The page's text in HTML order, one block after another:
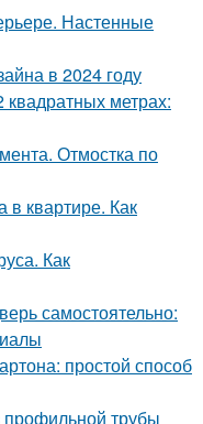
Настенные
в 2024 году
метрах:
Отмостка по
в квартире. Как
Как
самостоятельно:
простой способ
профильной трубы